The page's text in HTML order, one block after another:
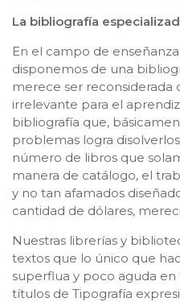
La bibliografía
En el campo de
disponemos de una
merece ser
irrelevante para el
bibliografía que,
problemas logra
número de libros que
manera de catálogo, el
y no tan afamados
cantidad de dólares,
Nuestras librerías y
textos que lo único que
superflua y poco aguda en
títulos de Tipografía